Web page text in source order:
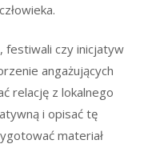
festiwali czy inicjatyw
angażujących
relację z lokalnego
i opisać tę
materiał